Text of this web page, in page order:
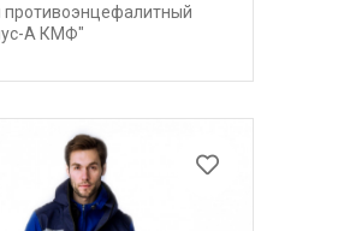
противоэнцефалитный
А КМФ"